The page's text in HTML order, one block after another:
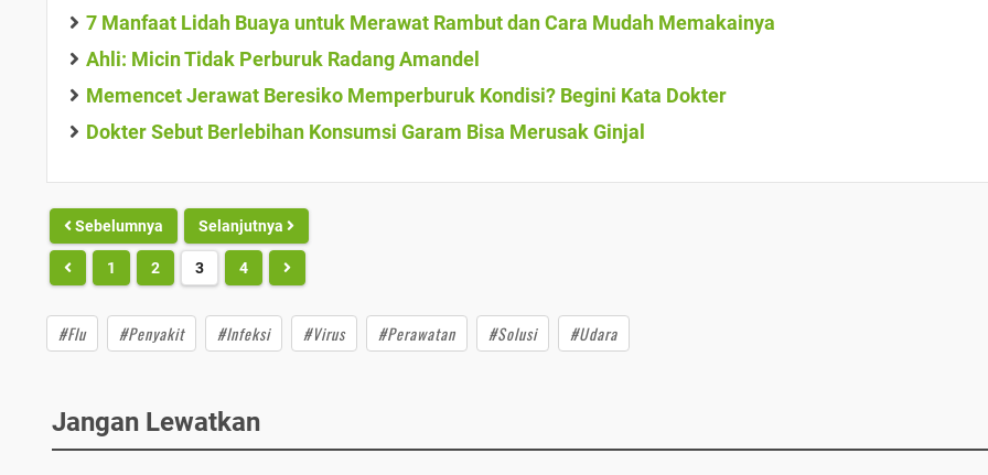
7 Manfaat Lidah Buaya untuk Merawat Rambut dan Cara Mudah Memakainya
Ahli: Micin Tidak Perburuk Radang Amandel
Memencet Jerawat Beresiko Memperburuk Kondisi? Begini Kata Dokter
Dokter Sebut Berlebihan Konsumsi Garam Bisa Merusak Ginjal
Sebelumnya Selanjutnya
1 2 3 4
#Flu #Penyakit #Infeksi #Virus #Perawatan #Solusi #Udara
Jangan Lewatkan